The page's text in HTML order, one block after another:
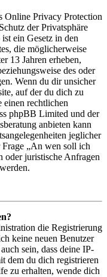
Online Privacy Protection
der Privatsphäre
ein Gesetz in den
die möglicherweise
13 Jahren erheben,
des oder
Wenn du dir unsicher
auf der du dich zu
einen rechtlichen
phpBB Limited und der
anbieten kann
jeglicher
„An wen soll ich
oder juristische Anfragen
die Registrierung
keine neuen Benutzer
sein, dass deine IP-
dem du dich registrieren
zu erhalten, wende dich